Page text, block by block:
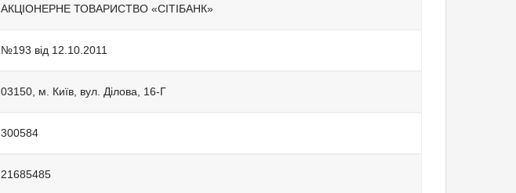
АКЦІОНЕРНЕ ТОВАРИСТВО «СІТІБАНК»
№193 від 12.10.2011
03150, м. Київ, вул. Ділова, 16-Г
300584
21685485